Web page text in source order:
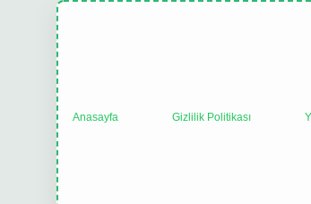
Anasayfa Gizlilik Politikası